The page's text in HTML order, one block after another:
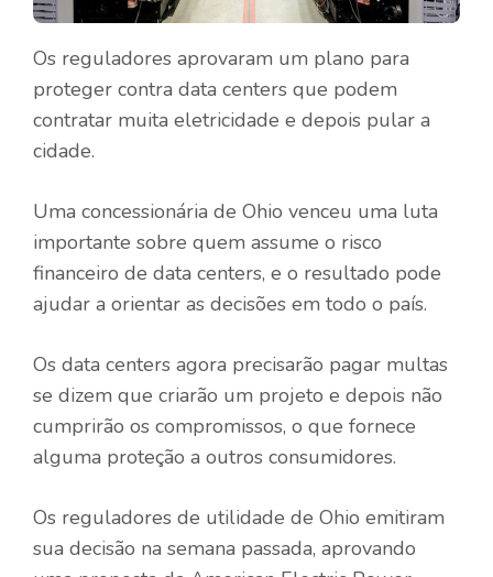
Os reguladores aprovaram um plano para
proteger contra data centers que podem
contratar muita eletricidade e depois pular a
cidade.
Uma concessionária de Ohio venceu uma luta
importante sobre quem assume o risco
financeiro de data centers, e o resultado pode
ajudar a orientar as decisões em todo o país.
Os data centers agora precisarão pagar multas
se dizem que criarão um projeto e depois não
cumprirão os compromissos, o que fornece
alguma proteção a outros consumidores.
Os reguladores de utilidade de Ohio emitiram
sua decisão na semana passada, aprovando